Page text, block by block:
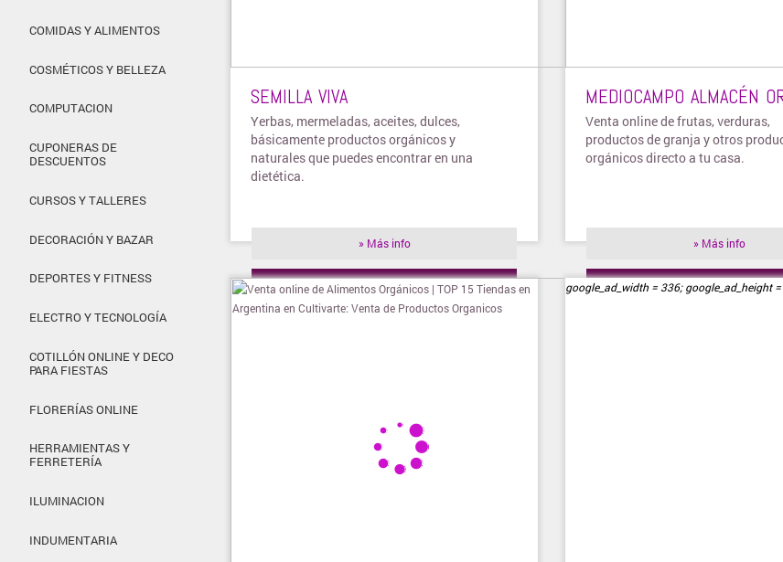
COMIDAS Y ALIMENTOS
COSMÉTICOS Y BELLEZA
COMPUTACION
CUPONERAS DE
DESCUENTOS
CURSOS Y TALLERES
DECORACIÓN Y BAZAR
DEPORTES Y FITNESS
ELECTRO Y TECNOLOGÍA
COTILLÓN ONLINE Y DECO
PARA FIESTAS
FLORERÍAS ONLINE
HERRAMIENTAS Y
FERRETERÍA
ILUMINACION
INDUMENTARIA
SEMILLA VIVA
Yerbas, mermeladas, aceites, dulces,
básicamente productos orgánicos y
naturales que puedes encontrar en una
dietética.
» Más info
» Visitar tienda
MEDIOCAMPO ALMACÉN
Venta online de frutas, verduras,
productos de granja y otros
orgánicos directo a tu casa.
» Más info
» Visitar tienda
google_ad_width = 336; google_ad_height